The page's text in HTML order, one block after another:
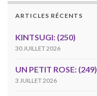
ARTICLES RÉCENTS
KINTSUGI: (250)
30 JUILLET 2026
UN PETIT ROSE: (249)
3 JUILLET 2026